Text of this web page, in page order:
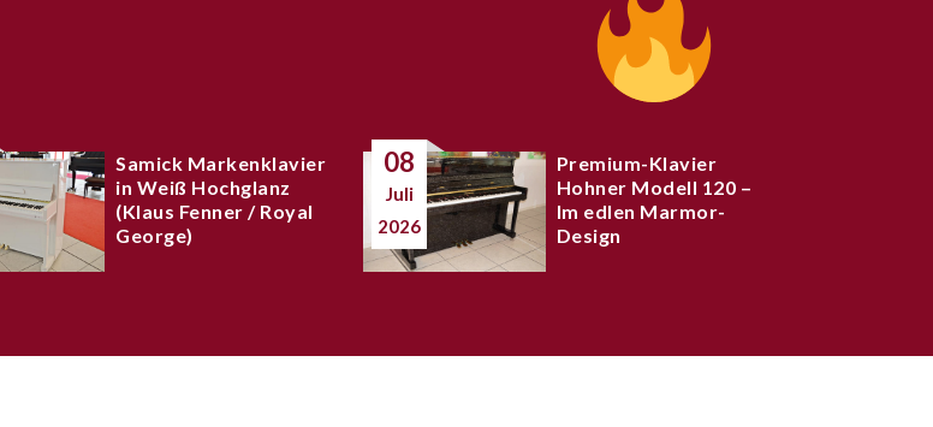
Samick Markenklavier
in Weiß Hochglanz
(Klaus Fenner / Royal
George)
08
Juli
2026
Premium-Klavier
Hohner Modell 120 –
Im edlen Marmor-
Design